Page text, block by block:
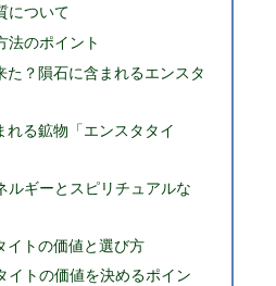
について
法のポイント
た？隕石に含まれるエンスタ
る鉱物「エンスタタイ
ルギーとスピリチュアルな
イトの価値と選び方
イトの価値を決めるポイン